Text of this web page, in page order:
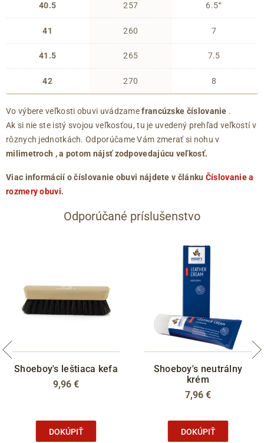
40.5
41
41.5
42
257
260
265
270
6.5+
7
7.5
8
Vo výbere veľkosti obuvi uvádzamefrancúzske číslovanie .
Ak si nie ste istý svojou veľkosťou, tu je uvedený prehľad veľkostí v
rôznych jednotkách. Odporúčame Vám zmerať si nohu v
milimetroch , a potom nájsť zodpovedajúcu veľkosť.
Viac informácií o číslovanie obuvi nájdete v článku Číslovanie a
rozmery obuvi.
Odporúčané príslušenstvo
Shoeboy's leštiaca kefa
9,96 €
DOKÚPIŤ
Shoeboy's neutrálny
krém
7,96 €
DOKÚPIŤ